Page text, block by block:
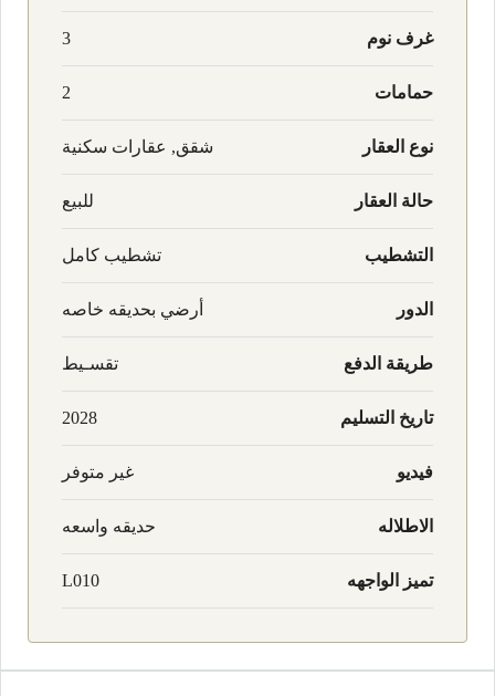
غرف نوم 3
حمامات 2
نوع العقار شقق, عقارات سكنية
حالة العقار للبيع
التشطيب تشطيب كامل
الدور أرضي بحديقه خاصه
طريقة الدفع تقسـيط
تاريخ التسليم 2028
فيديو غير متوفر
الاطلاله حديقه واسعه
تميز الواجهه L010